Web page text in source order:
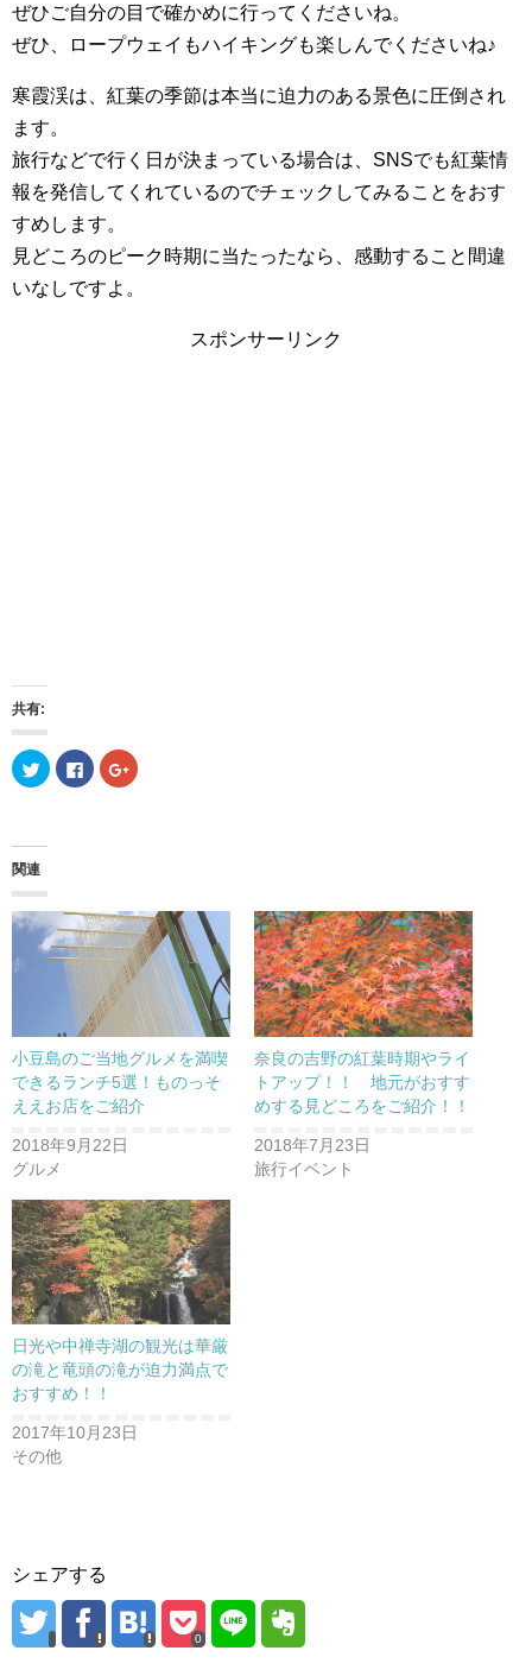
ぜひご自分の目で確かめに行ってくださいね。
ぜひ、ロープウェイもハイキングも楽しんでくださいね♪
寒霞渓は、紅葉の季節は本当に迫力のある景色に圧倒され
ます。
旅行などで行く日が決まっている場合は、SNSでも紅葉情
報を発信してくれているのでチェックしてみることをおす
すめします。
見どころのピーク時期に当たったなら、感動すること間違
いなしですよ。
スポンサーリンク
共有:
ク
リ
T
t
t
e
r
で
共
い
ウ
ィ
ン
ド
ウ
で
開
き
ま
す
F
a
有
す
る
に
は
ク
ッ
ク
し
て
く
だ
さ
い
(
新
し
ン
ド
ウ
で
開
き
ま
す
)
ク
リ
l
e
+
で
共
有
新
い
ウ
ィ
ン
ド
ウ
で
関連
小豆島のご当地グルメを満喫
できるランチ5選！ものっそ
ええお店をご紹介
2018年9月22日
グルメ
奈良の吉野の紅葉時期やライ
トアップ！！ 地元がおすす
めする見どころをご紹介！！
2018年7月23日
旅行イベント
日光や中禅寺湖の観光は華厳
の滝と竜頭の滝が迫力満点で
おすすめ！！
2017年10月23日
その他
シェアする
0